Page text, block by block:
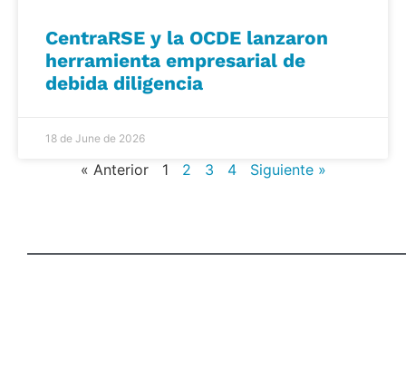
CentraRSE y la OCDE lanzaron
herramienta empresarial de
debida diligencia
18 de June de 2026
« Anterior 1 2 3 4 Siguiente »